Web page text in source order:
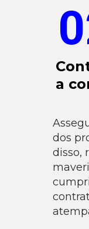
a
dos
disso,